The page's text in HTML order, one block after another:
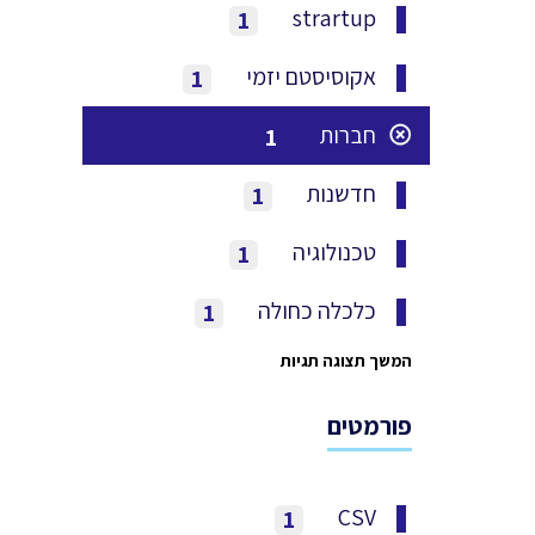
strartup
1
אקוסיסטם יזמי
1
חברות
1
חדשנות
1
טכנולוגיה
1
כלכלה כחולה
1
המשך תצוגה תגיות
פורמטים
CSV
1